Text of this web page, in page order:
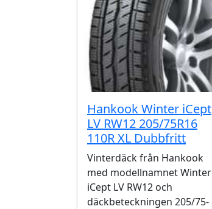
Hankook Winter iCept
LV RW12 205/75R16
110R XL Dubbfritt
Vinterdäck från Hankook
med modellnamnet Winter
iCept LV RW12 och
däckbeteckningen 205/75-